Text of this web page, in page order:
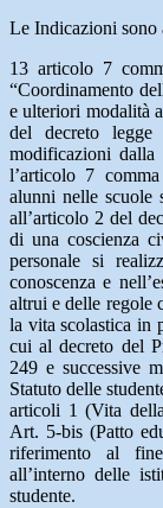
Le Indicazioni sono
13 articolo 7
“Coordinamento
e ulteriori modalità
del decreto
modificazioni
l’articolo 7
alunni nelle scuole
all’articolo 2 del
di una coscienza
personale si
conoscenza e
altrui e delle regole
la vita scolastica in
cui al decreto del
249 e successive
Statuto delle
articoli 1 (Vita
Art. 5-bis (Patto
riferimento al
all’interno delle
studente.